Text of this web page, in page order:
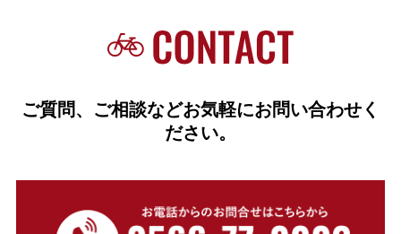
ご質問、ご相談などお気軽にお問い合わせく
ださい。